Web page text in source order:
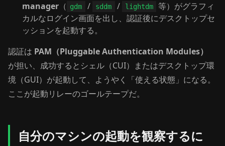
manager （ gdm / sddm / lightdm
等）がグラフィ
カルなログイン画面を出し、認証後にデスクトップセ
ッションを起動する。
認証は PAM（Pluggable Authentication Modules）
が担い、成功するとシェル（CUI）またはデスクトップ環
境（GUI）が起動して、ようやく「使える状態」になる。
ここが起動リレーのゴールテープだ。
自分のマシンの起動を観察するに